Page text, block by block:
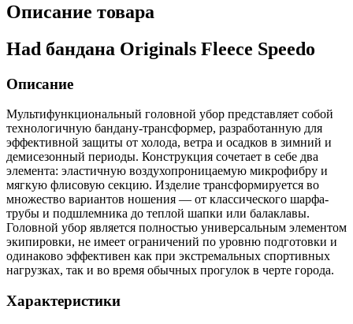
Описание товара
Had бандана Originals Fleece Speedo
Описание
Мультифункциональный головной убор представляет собой
технологичную бандану-трансформер, разработанную для
эффективной защиты от холода, ветра и осадков в зимний и
демисезонный периоды. Конструкция сочетает в себе два
элемента: эластичную воздухопроницаемую микрофибру и
мягкую флисовую секцию. Изделие трансформируется во
множество вариантов ношения — от классического шарфа-
трубы и подшлемника до теплой шапки или балаклавы.
Головной убор является полностью универсальным элементом
экипировки, не имеет ограничений по уровню подготовки и
одинаково эффективен как при экстремальных спортивных
нагрузках, так и во время обычных прогулок в черте города.
Характеристики